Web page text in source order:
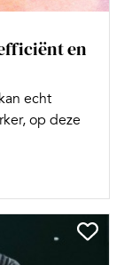
en
echt
op deze